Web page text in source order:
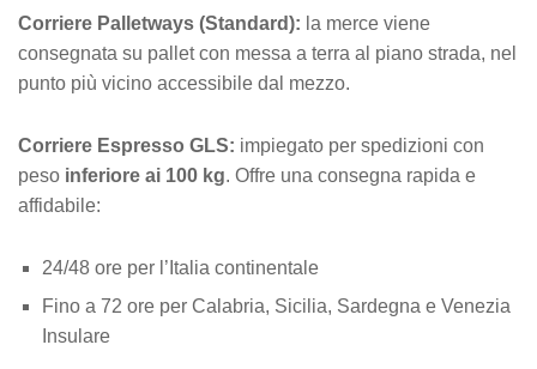
Corriere Palletways (Standard): la merce viene
consegnata su pallet con messa a terra al piano strada, nel
punto più vicino accessibile dal mezzo.
Corriere Espresso GLS: impiegato per spedizioni con
peso inferiore ai 100 kg. Offre una consegna rapida e
affidabile:
24/48 ore per l’Italia continentale
Fino a 72 ore per Calabria, Sicilia, Sardegna e Venezia
Insulare